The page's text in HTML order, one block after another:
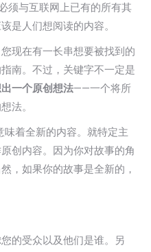
须与互联网上已有的所有其
是人们想阅读的内容。
现在有一长串想要被找到的
南。不过，关键字不一定是
一个原创想法——一个将所
法。
味着全新的内容。就特定主
创内容。因为你对故事的角
，如果你的故事是全新的，
的受众以及他们是谁。另